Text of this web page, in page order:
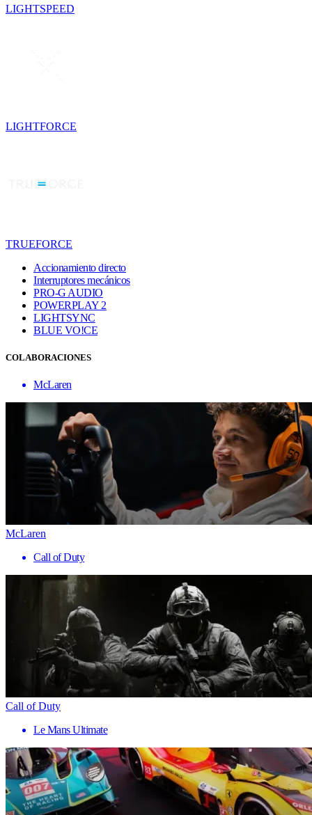
LIGHTSPEED
LIGHTFORCE
TRUEFORCE
Accionamiento directo
Interruptores mecánicos
PRO-G AUDIO
POWERPLAY 2
LIGHTSYNC
BLUE VO!CE
COLABORACIONES
McLaren
McLaren
Call of Duty
Call of Duty
Le Mans Ultimate